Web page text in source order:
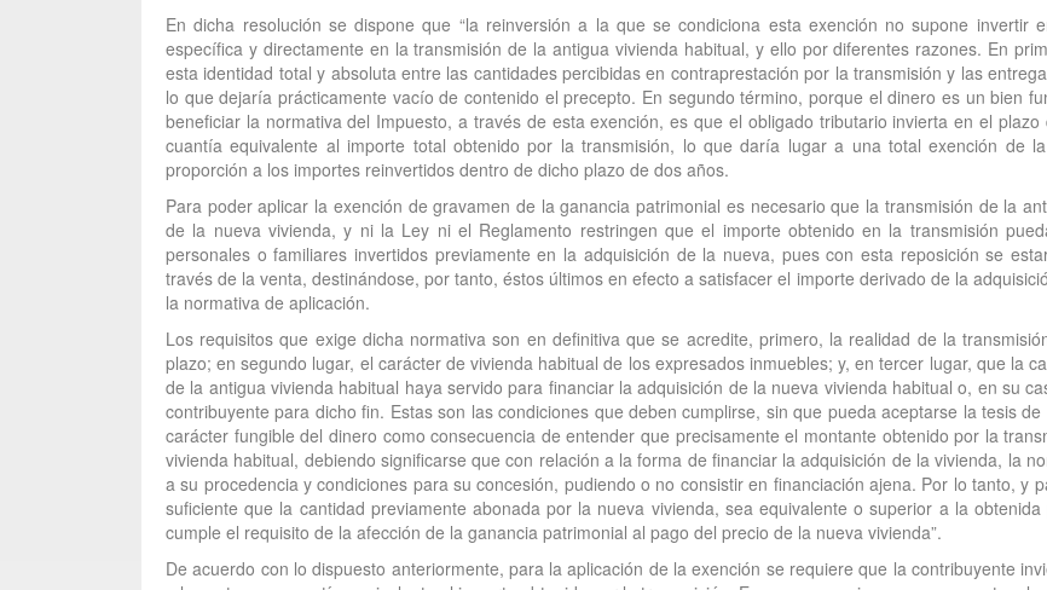
En dicha resolución se dispone que “la reinversión a la que se condiciona esta exención no supone invertir
específica y directamente en la transmisión de la antigua vivienda habitual, y ello por diferentes razones. En
esta identidad total y absoluta entre las cantidades percibidas en contraprestación por la transmisión y las
lo que dejaría prácticamente vacío de contenido el precepto. En segundo término, porque el dinero es un bien
beneficiar la normativa del Impuesto, a través de esta exención, es que el obligado tributario invierta en el
cuantía equivalente al importe total obtenido por la transmisión, lo que daría lugar a una total exención de
proporción a los importes reinvertidos dentro de dicho plazo de dos años.
Para poder aplicar la exención de gravamen de la ganancia patrimonial es necesario que la transmisión de la
de la nueva vivienda, y ni la Ley ni el Reglamento restringen que el importe obtenido en la transmisión
personales o familiares invertidos previamente en la adquisición de la nueva, pues con esta reposición se
través de la venta, destinándose, por tanto, éstos últimos en efecto a satisfacer el importe derivado de la
la normativa de aplicación.
Los requisitos que exige dicha normativa son en definitiva que se acredite, primero, la realidad de la
plazo; en segundo lugar, el carácter de vivienda habitual de los expresados inmuebles; y, en tercer lugar, que la
de la antigua vivienda habitual haya servido para financiar la adquisición de la nueva vivienda habitual o, en su
contribuyente para dicho fin. Estas son las condiciones que deben cumplirse, sin que pueda aceptarse la tesis
carácter fungible del dinero como consecuencia de entender que precisamente el montante obtenido por la
vivienda habitual, debiendo significarse que con relación a la forma de financiar la adquisición de la vivienda, la
a su procedencia y condiciones para su concesión, pudiendo o no consistir en financiación ajena. Por lo tanto, y
suficiente que la cantidad previamente abonada por la nueva vivienda, sea equivalente o superior a la
cumple el requisito de la afección de la ganancia patrimonial al pago del precio de la nueva vivienda”.
De acuerdo con lo dispuesto anteriormente, para la aplicación de la exención se requiere que la contribuyente